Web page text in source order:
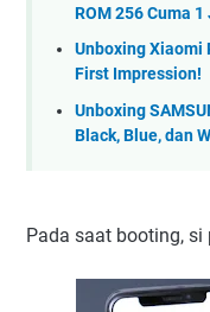
ROM 256 Cuma
Unboxing Xiaomi
First Impression!
Unboxing
Black, Blue, dan
Pada saat booting,